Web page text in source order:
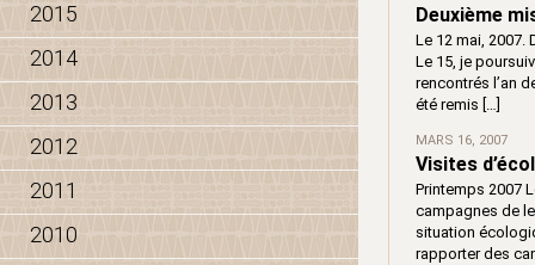
2015
2014
2013
2012
2011
2010
Deuxième
Le 12 mai, 2007.
Le 15, je
rencontrés l’an
été remis […]
MARS 16, 2007
Visites
Printemps 2007
campagnes de
situation
rapporter des